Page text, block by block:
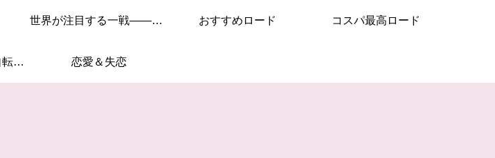
世界が注目する一戦——このレースを見逃すな！ おすすめロード コスパ最高ロード
通勤・通学に最適な自転車はこれ！ 恋愛＆失恋